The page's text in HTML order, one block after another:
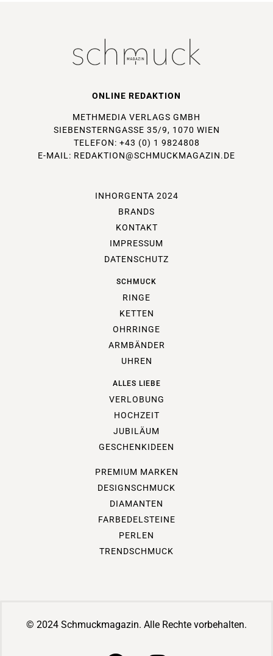
ONLINE REDAKTION
METHMEDIA VERLAGS GMBH
SIEBENSTERNGASSE 35/9, 1070 WIEN
TELEFON: +43 (0) 1 9824808
E-MAIL: REDAKTION@SCHMUCKMAGAZIN.DE
INHORGENTA 2024
BRANDS
KONTAKT
IMPRESSUM
DATENSCHUTZ
SCHMUCK
RINGE
KETTEN
OHRRINGE
ARMBÄNDER
UHREN
ALLES LIEBE
VERLOBUNG
HOCHZEIT
JUBILÄUM
GESCHENKIDEEN
PREMIUM MARKEN
DESIGNSCHMUCK
DIAMANTEN
FARBEDELSTEINE
PERLEN
TRENDSCHMUCK
© 2024 Schmuckmagazin. Alle Rechte vorbehalten.